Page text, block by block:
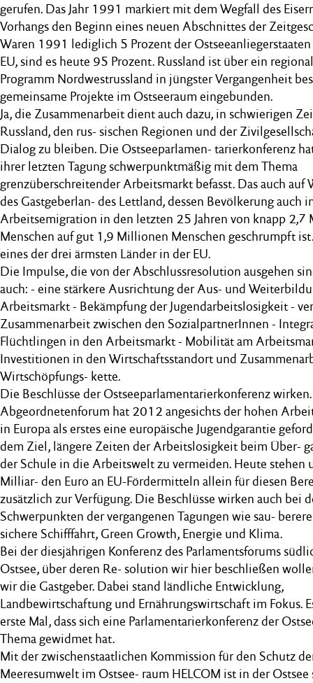
gerufen. Das Jahr 1991 markiert mit dem Wegfall des
Vorhangs den Beginn eines neuen Abschnittes der
Waren 1991 lediglich 5 Prozent der
EU, sind es heute 95 Prozent. Russland ist über ein
Programm Nordwestrussland in jüngster Vergangenheit
gemeinsame Projekte im Ostseeraum eingebunden.
Ja, die Zusammenarbeit dient auch dazu, in schwierigen
Russland, den rus- sischen Regionen und der
Dialog zu bleiben. Die Ostseeparlamen- tarierkonferenz
ihrer letzten Tagung schwerpunktmäßig mit dem Thema
grenzüberschreitender Arbeitsmarkt befasst. Das auch auf
des Gastgeberlan- des Lettland, dessen Bevölkerung auch
Arbeitsemigration in den letzten 25 Jahren von knapp 2,7
Menschen auf gut 1,9 Millionen Menschen geschrumpft
eines der drei ärmsten Länder in der EU.
Die Impulse, die von der Abschlussresolution ausgehen
auch: - eine stärkere Ausrichtung der Aus- und
Arbeitsmarkt - Bekämpfung der Jugendarbeitslosigkeit -
Zusammenarbeit zwischen den SozialpartnerInnen -
Flüchtlingen in den Arbeitsmarkt - Mobilität am
Investitionen in den Wirtschaftsstandort und
Wirtschöpfungs- kette.
Die Beschlüsse der Ostseeparlamentarierkonferenz
Abgeordnetenforum hat 2012 angesichts der hohen
in Europa als erstes eine europäische Jugendgarantie
dem Ziel, längere Zeiten der Arbeitslosigkeit beim Über-
der Schule in die Arbeitswelt zu vermeiden. Heute stehen
Milliar- den Euro an EU-Fördermitteln allein für diesen
zusätzlich zur Verfügung. Die Beschlüsse wirken auch bei
Schwerpunkten der vergangenen Tagungen wie sau-
sichere Schifffahrt, Green Growth, Energie und Klima.
Bei der diesjährigen Konferenz des Parlamentsforums
Ostsee, über deren Re- solution wir hier beschließen
wir die Gastgeber. Dabei stand ländliche Entwicklung,
Landbewirtschaftung und Ernährungswirtschaft im Fokus.
erste Mal, dass sich eine Parlamentarierkonferenz der
Thema gewidmet hat.
Mit der zwischenstaatlichen Kommission für den Schutz
Meeresumwelt im Ostsee- raum HELCOM ist in der Ostsee